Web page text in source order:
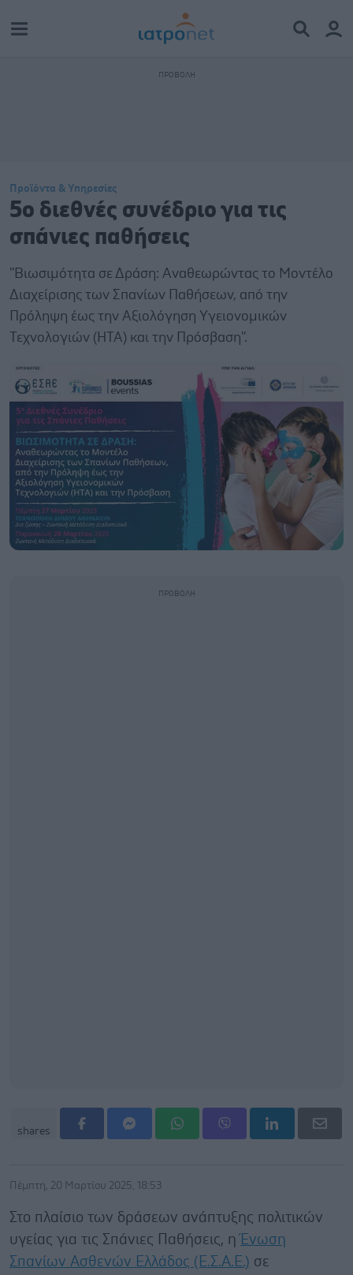
Προϊόντα & Υπηρεσίες
5ο διεθνές συνέδριο για τις
σπάνιες παθήσεις
''Βιωσιμότητα σε Δράση: Αναθεωρώντας το Μοντέλο
Διαχείρισης των Σπανίων Παθήσεων, από την
Πρόληψη έως την Αξιολόγηση Υγειονομικών
Τεχνολογιών (ΗΤΑ) και την Πρόσβαση''.
shares
Πέμπτη, 20 Μαρτίου 2025, 18:53
Στο πλαίσιο των δράσεων ανάπτυξης πολιτικών
υγείας για τις Σπάνιες Παθήσεις, ηΈνωση
Σπανίων Ασθενών Ελλάδος (Ε.Σ.Α.Ε.) σε